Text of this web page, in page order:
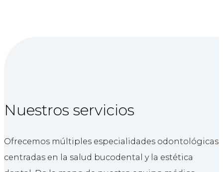
Nuestros servicios
Ofrecemos múltiples especialidades odontológicas
centradas en la salud bucodental y la estética